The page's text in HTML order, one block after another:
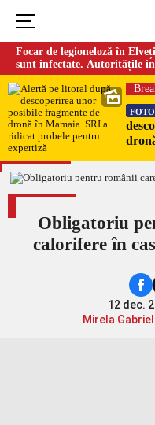
Focar de legioneloză în
sunt infectate. Autoritățile
FOTO
Obligatoriu
calorifere în
12 dec.
Mirela